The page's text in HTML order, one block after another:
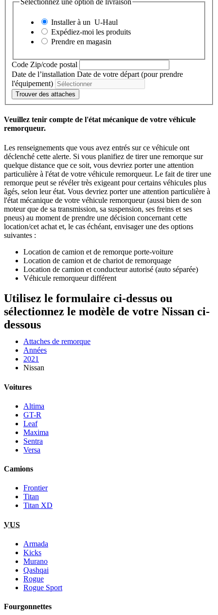
Sélectionnez une option de livraison
Installer à un U-Haul
Expédiez-moi les produits
Prendre en magasin
Code Zip/code postal
Date de l’installation Date de votre départ (pour prendre
l'équipement)
Trouver des attaches
Veuillez tenir compte de l'état mécanique de votre véhicule
remorqueur.
Les renseignements que vous avez entrés sur ce véhicule ont
déclenché cette alerte. Si vous planifiez de tirer une remorque sur
quelque distance que ce soit, vous devriez porter une attention
particulière à l'état de votre véhicule remorqueur. Le fait de tirer une
remorque peut se révéler très exigeant pour certains véhicules plus
âgés, selon leur état. Vous devriez porter une attention particulière à
l'état mécanique de votre véhicule remorqueur (aussi bien de son
moteur que de sa transmission, sa suspension, ses freins et ses
pneus) au moment de prendre une décision concernant cette
location/cet achat et, le cas échéant, envisager une des options
suivantes :
Location de camion et de remorque porte-voiture
Location de camion et de chariot de remorquage
Location de camion et conducteur autorisé (auto séparée)
Véhicule remorqueur différent
Utilisez le formulaire ci-dessus ou
sélectionnez le modèle de votre Nissan ci-
dessous
Attaches de remorque
Années
2021
Nissan
Voitures
Altima
GT-R
Leaf
Maxima
Sentra
Versa
Camions
Frontier
Titan
Titan XD
VUS
Armada
Kicks
Murano
Qashqai
Rogue
Rogue Sport
Fourgonnettes